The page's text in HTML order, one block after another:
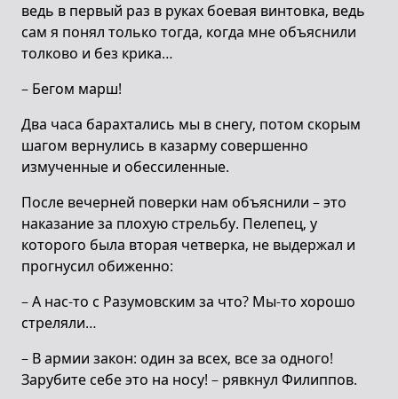
ведь в первый раз в руках боевая винтовка, ведь
сам я понял только тогда, когда мне объяснили
толково и без крика…
– Бегом марш!
Два часа барахтались мы в снегу, потом скорым
шагом вернулись в казарму совершенно
измученные и обессиленные.
После вечерней поверки нам объяснили – это
наказание за плохую стрельбу. Пелепец, у
которого была вторая четверка, не выдержал и
прогнусил обиженно:
– А нас-то с Разумовским за что? Мы-то хорошо
стреляли…
– В армии закон: один за всех, все за одного!
Зарубите себе это на носу! – рявкнул Филиппов.